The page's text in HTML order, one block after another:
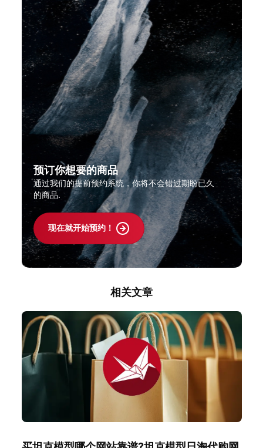
预订你想要的商品
通过我们的提前预约系统，你将不会错过期盼已久
的商品.
现在就开始预约！
相关文章